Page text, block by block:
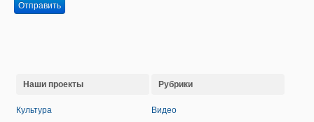
Отправить
Наши проекты
Культура
Рубрики
Видео